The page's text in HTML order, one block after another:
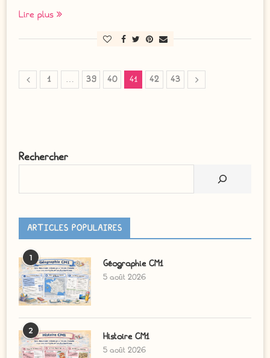
Lire plus
1 … 39 40 41 42 43
Rechercher
ARTICLES POPULAIRES
1
Géographie CM1
5 août 2026
2
Histoire CM1
5 août 2026